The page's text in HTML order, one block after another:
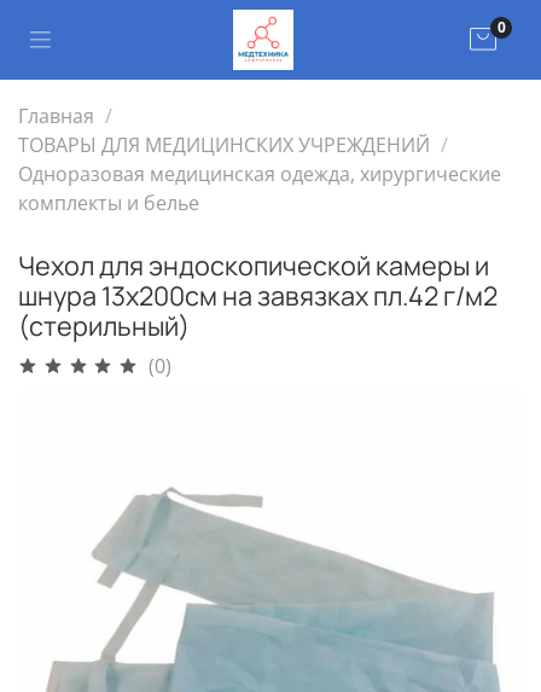
0
Главная
ТОВАРЫ ДЛЯ МЕДИЦИНСКИХ УЧРЕЖДЕНИЙ
Одноразовая медицинская одежда, хирургические
комплекты и белье
Чехол для эндоскопической камеры и
шнура 13х200см на завязках пл.42 г/м2
(стерильный)
(0)